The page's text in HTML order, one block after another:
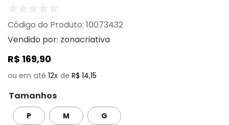
: 10073432
Vendido por: zonacriativa
R$ 169,90
12 R$ 14,15
Tamanhos
P M G